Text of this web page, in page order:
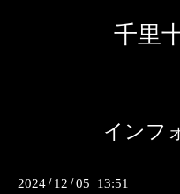
千里
インフ
2024 / 12 /05 13:51